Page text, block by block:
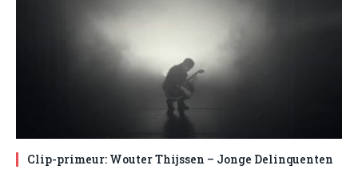
Clip-primeur: Wouter Thijssen – Jonge Delinquenten